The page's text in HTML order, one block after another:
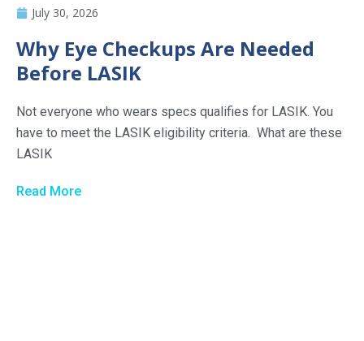
July 30, 2026
Why Eye Checkups Are Needed
Before LASIK
Not everyone who wears specs qualifies for LASIK. You
have to meet the LASIK eligibility criteria. What are these
LASIK
Read More